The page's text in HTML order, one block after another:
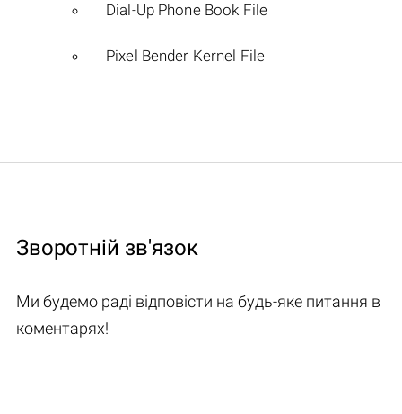
Dial-Up Phone Book File
Pixel Bender Kernel File
Зворотній зв'язок
Ми будемо раді відповісти на будь-яке питання в
коментарях!